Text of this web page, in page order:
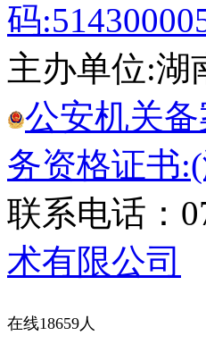
码
主办单位:湖
公安机关备
务资格证书
联系电话：
术有限公司
在线18659人